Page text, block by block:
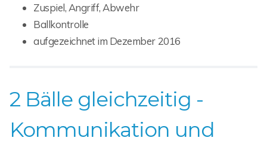
Zuspiel, Angriff, Abwehr
Ballkontrolle
aufgezeichnet im Dezember 2016
2 Bälle gleichzeitig -
Kommunikation und